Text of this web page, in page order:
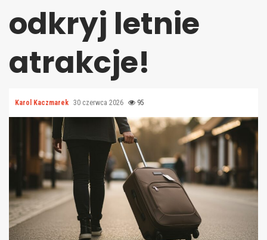
odkryj letnie
atrakcje!
Karol Kaczmarek 30 czerwca 2026 95